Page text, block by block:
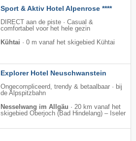
Sport & Aktiv Hotel Alpenrose ****
DIRECT aan de piste · Casual &
comfortabel voor het hele gezin
Kühtai · 0 m vanaf het skigebied Kühtai
Explorer Hotel Neuschwanstein
Ongecompliceerd, trendy & betaalbaar · bij
de Alpspitzbahn
Nesselwang im Allgäu · 20 km vanaf het
skigebied Oberjoch (Bad Hindelang) – Iseler